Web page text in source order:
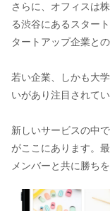
さらに、オフィスは
る渋谷にあるスター
タートアップ企業と
若い企業、しかも大
いがあり注目されて
新しいサービスの中
がここにあります。
メンバーと共に勝ち